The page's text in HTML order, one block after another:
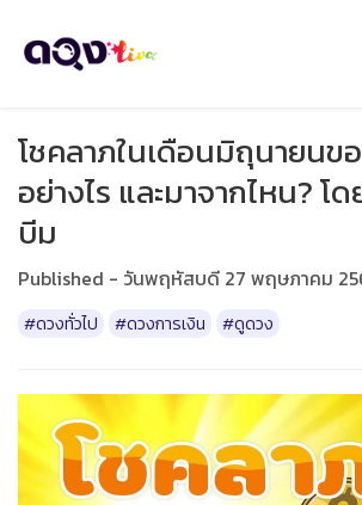
โชคลาภในเดือนมิถุนายน
อย่างไร และมาจากไหน? โด
บีม
Published - วันพฤหัสบดี 27 พฤษภาคม
#ดวงทั่วไป #ดวงการเงิน #ดูดวง